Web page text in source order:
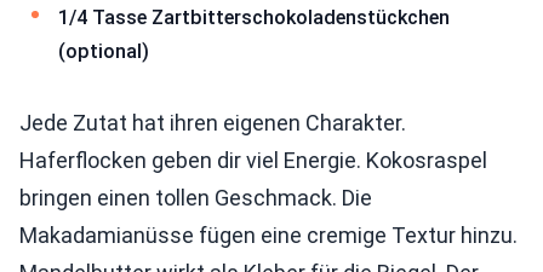
1/4 Tasse Zartbitterschokoladenstückchen
(optional)
Jede Zutat hat ihren eigenen Charakter.
Haferflocken geben dir viel Energie. Kokosraspel
bringen einen tollen Geschmack. Die
Makadamianüsse fügen eine cremige Textur hinzu.